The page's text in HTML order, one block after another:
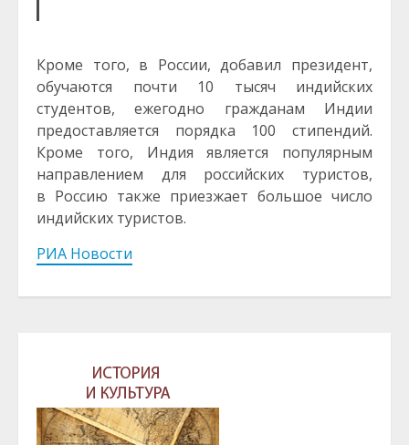
Кроме того, в России, добавил президент,
обучаются почти 10 тысяч индийских
студентов, ежегодно гражданам Индии
предоставляется порядка 100 стипендий.
Кроме того, Индия является популярным
направлением для российских туристов,
в Россию также приезжает большое число
индийских туристов.
РИА Новости